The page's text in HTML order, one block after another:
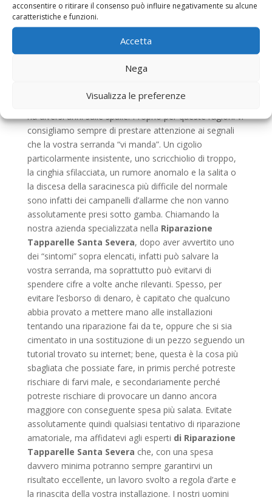
acconsentire o ritirare il consenso può influire negativamente su alcune
caratteristiche e funzioni.
Accetta
Nega
Visualizza le preferenze
corretta manutenzione. Infatti, anche questo tipo di
strutture, come qualsiasi altra cosa, ha bisogno di
, sappiamo bene che gli impegni
mancanza di attenzione possono essere la causa
un’installazione di questo tipo, specialmente se questa
ha diversi anni sulle spalle. Proprio per queste ragioni vi
consigliamo sempre di prestare attenzione ai segnali
che la vostra serranda “vi manda”. Un cigolio
particolarmente insistente, uno scricchiolio di troppo,
la cinghia sfilacciata, un rumore anomalo e la salita o
la discesa della saracinesca più difficile del normale
sono infatti dei campanelli d’allarme che non vanno
assolutamente presi sotto gamba. Chiamando la
nostra azienda specializzata nella Riparazione
Tapparelle Santa Severa, dopo aver avvertito uno
dei “sintomi” sopra elencati, infatti può salvare la
vostra serranda, ma soprattutto può evitarvi di
spendere cifre a volte anche rilevanti. Spesso, per
evitare l’esborso di denaro, è capitato che qualcuno
abbia provato a mettere mano alle installazioni
tentando una riparazione fai da te, oppure che si sia
cimentato in una sostituzione di un pezzo seguendo un
tutorial trovato su internet; bene, questa è la cosa più
sbagliata che possiate fare, in primis perché potreste
rischiare di farvi male, e secondariamente perché
potreste rischiare di provocare un danno ancora
maggiore con conseguente spesa più salata. Evitate
assolutamente quindi qualsiasi tentativo di riparazione
amatoriale, ma affidatevi agli esperti di Riparazione
Tapparelle Santa Severa che, con una spesa
davvero minima potranno sempre garantirvi un
risultato eccellente, un lavoro svolto a regola d’arte e
la rinascita della vostra installazione. I nostri uomini